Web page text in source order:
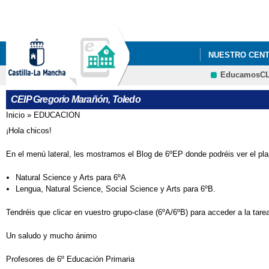
NUESTRO
EDUCACION
CEIP Gregorio Marañón, Toledo
Se encuentra usted aquí
Inicio » EDUCACION
¡Hola chicos!
En el menú lateral, les mostramos el Blog de 6ºEP donde podréis ver el
Natural Science y Arts para 6ºA
Lengua, Natural Science, Social Science y Arts para 6ºB.
Tendréis que clicar en vuestro grupo-clase (6ºA/6ºB) para acceder a la
Un saludo y mucho ánimo
Profesores de 6º Educación Primaria